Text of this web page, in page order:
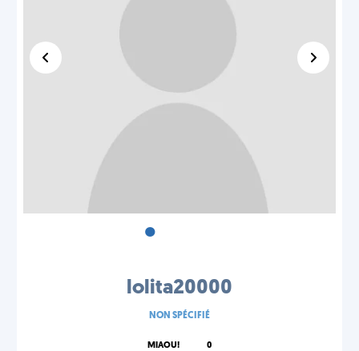
•
lolita20000
NON SPÉCIFIÉ
MIAOU! 0